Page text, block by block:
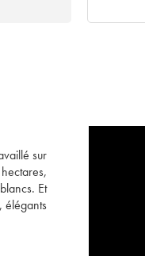
sur
Et
élégants